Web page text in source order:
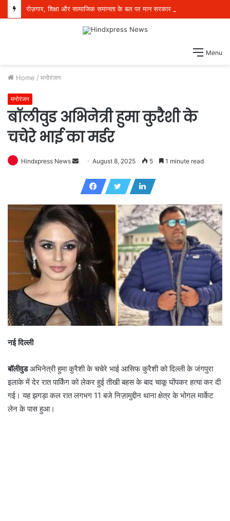
Menu
Home / मनोरंजन
मनोरंजन
बॉलीवुड अभिनेत्री हुमा कुरैशी के
चचेरे भाई का मर्डर
Hindxpress News
n
e
m
i
August 8, 2025 5 1 minute read
नई दिल्ली
बॉलीवुडअभिनेत्री हुमा कुरैशी के चचेरे भाई आसिफ कुरैशी को दिल्ली के जंगपुरा
इलाके में देर रात पार्किंग को लेकर हुई तीखी बहस के बाद चाकू घोंपकर हत्या कर दी
गई। यह झगड़ा कल रात लगभग 11 बजे निज़ामुद्दीन थाना क्षेत्र के भोगल मार्केट
लेन के पास हुआ।